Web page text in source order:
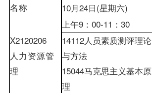
名称
10月24日(星期六)
上午9： 00-11 ： 30
X2120206
人力资源管
理
14112人员素质测评理论
与方法
15044马克思主义基本原
理